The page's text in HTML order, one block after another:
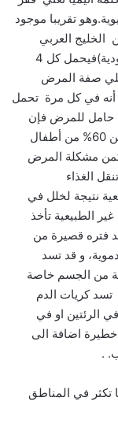
تقريبا موجود
العربي
حاملي صفة المرض
حيث أنه في كل مرة تحمل
حامل للمرض فإن
احتمال إصابة الجنين تصل إلى 25% وان اكثر من 60% من أطفال
مشكلة المرض
الغذاء
نتيجة لخلل في
الطبيعية تأخذ
فتره قصيرة من
و قد تسد
من الجسم خاصة
كريات الدم
الرئتين او في
اضافة الى
.
تكثر في المناطق